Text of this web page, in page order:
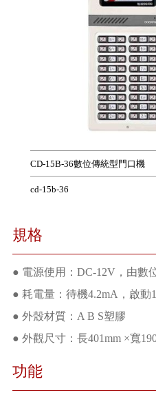
CD-15B-36數位傳統型門口機
cd-15b-36
規格
● 電源使用：DC-12V，由數
● 耗電量：待機4.2mA，啟動
● 外殼材質：A B S塑膠
● 外觀尺寸：長401mm ×寬
功能